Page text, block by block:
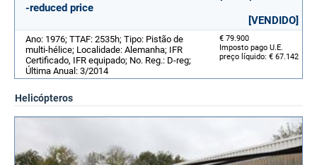
-reduced price
[VENDIDO]
€ 79.900
Imposto pago U.E.
preço líquido: € 67.142
Ano: 1976; TTAF: 2535h; Tipo: Pistão de
multi-hélice; Localidade: Alemanha; IFR
Certificado, IFR equipado; No. Reg.: D-reg;
Última Anual: 3/2014
Helicópteros